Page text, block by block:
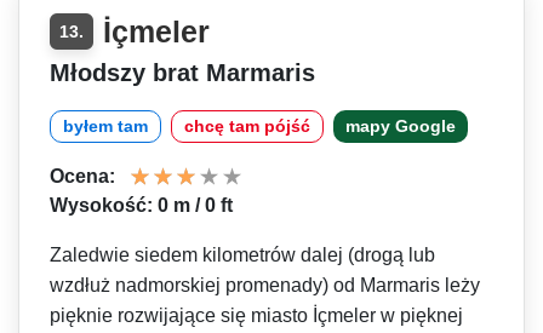
13. İçmeler
Młodszy brat Marmaris
byłem tam chcę tam pójść mapy Google
Ocena:
Wysokość: 0 m / 0 ft
Zaledwie siedem kilometrów dalej (drogą lub
wzdłuż nadmorskiej promenady) od Marmaris leży
pięknie rozwijające się miasto İçmeler w pięknej